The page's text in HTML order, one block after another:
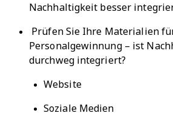
Nachhaltigkeit besser
Prüfen Sie Ihre Materialien
Personalgewinnung – ist
durchweg integriert?
Website
Soziale Medien